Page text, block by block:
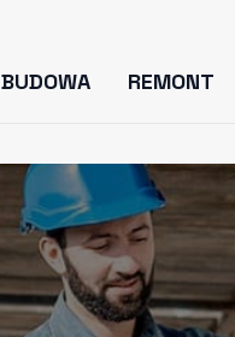
BUDOWA REMONT